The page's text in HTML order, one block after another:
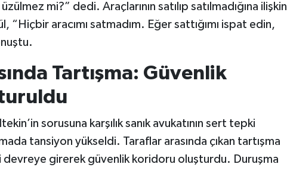
mi?” dedi. Araçlarının satılıp satılmadığına ilişkin
“Hiçbir aracımı satmadım. Eğer sattığımı ispat edin,
Tartışma: Güvenlik
sorusuna karşılık sanık avukatının sert tepki
tansiyon yükseldi. Taraflar arasında çıkan tartışma
devreye girerek güvenlik koridoru oluşturdu. Duruşma